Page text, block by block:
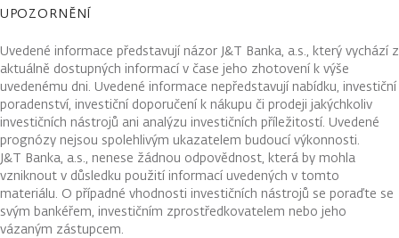
UPOZORNĚNÍ
Uvedené informace představují názor J&T Banka, a.s., který vychází z
aktuálně dostupných informací v čase jeho zhotovení k výše
uvedenému dni. Uvedené informace nepředstavují nabídku, investiční
poradenství, investiční doporučení k nákupu či prodeji jakýchkoliv
investičních nástrojů ani analýzu investičních příležitostí. Uvedené
prognózy nejsou spolehlivým ukazatelem budoucí výkonnosti.
J&T Banka, a.s., nenese žádnou odpovědnost, která by mohla
vzniknout v důsledku použití informací uvedených v tomto
materiálu. O případné vhodnosti investičních nástrojů se poraďte se
svým bankéřem, investičním zprostředkovatelem nebo jeho
vázaným zástupcem.